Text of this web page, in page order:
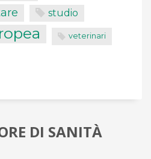
studio
veterinari
DI SANITÀ